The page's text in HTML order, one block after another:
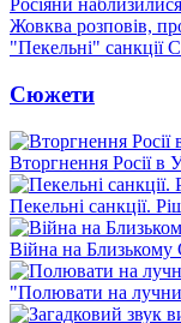
Росіяни
Жовква розповів,
"Пекельні" санкції
Сюжети
Вторгнення Росії в
Пекельні санкції.
Війна на Близькому
"Полювати на